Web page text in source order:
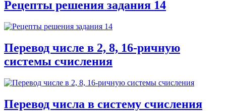
Рецепты решения задания 14
Перевод числе в 2, 8, 16-ричную
системы счисления
Перевод числа в систему счисления